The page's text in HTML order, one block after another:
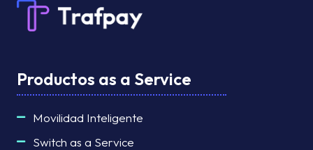
Productos as a Service
Movilidad Inteligente
Switch as a Service